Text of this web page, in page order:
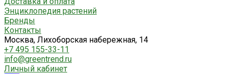
Энциклопедия растений
Бренды
Контакты
Москва, Лихоборская набережная, 14
+7 495 155-33-11
info@greentrend.ru
Личный кабинет